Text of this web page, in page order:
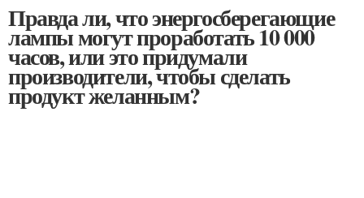
Правда ли, что энергосберегающие
лампы могут проработать 10 000
часов, или это придумали
производители, чтобы сделать
продукт желанным?